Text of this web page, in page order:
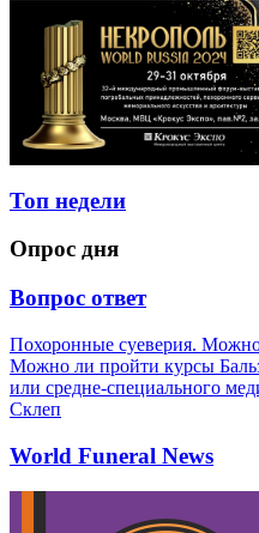
Топ недели
Опрос дня
Вопрос ответ
Похоронные суеверия.
Можно ли пройти курсы
или средне-специального
Склеп
World Funeral News